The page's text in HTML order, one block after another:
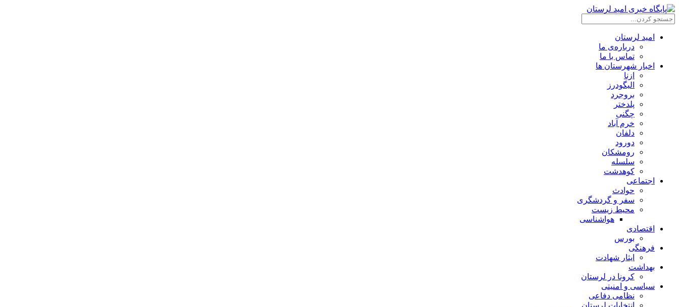
امید لرستان
درباره‌ی ما
تماس با ما
اخبار شهرستان ها
ازنا
الیگودرز
بروجرد
پلدختر
چگنی
خرم آباد
دلفان
دورود
رومشکان
سلسله
کوهدشت
اجتماعی
حوادث
سفر و گردشگری
محیط زیست
هواشناسی
اقتصادی
بورس
فرهنگی
ایثار شهادت
بهداشت
کرونا در لرستان
سیاسی و امنیتی
نظامی دفاعی
انتخابات لرستان